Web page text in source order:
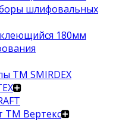
шлифовальных
180мм
ТМ SMIRDEX
ТМ Вертекс